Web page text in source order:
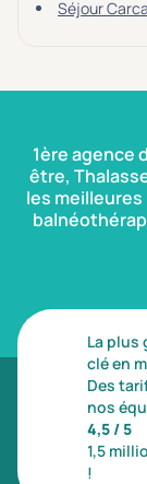
Séjour
1ère agence
être,
les
La plus
clé en
Des
nos
4,5 / 5
1,5
!